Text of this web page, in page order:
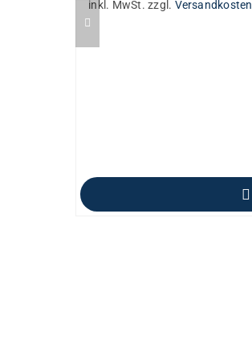
inkl. MwSt. zzgl. Versandkosten